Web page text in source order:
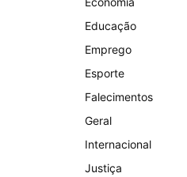
Educação
Emprego
Esporte
Falecimentos
Geral
Internacional
Justiça